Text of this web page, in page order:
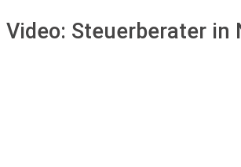
Video: Steuerberater in